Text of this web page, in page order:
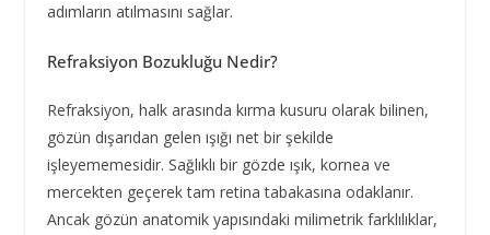
adımların atılmasını sağlar.
Refraksiyon Bozukluğu Nedir?
Refraksiyon, halk arasında kırma kusuru olarak bilinen,
gözün dışarıdan gelen ışığı net bir şekilde
işleyememesidir. Sağlıklı bir gözde ışık, kornea ve
mercekten geçerek tam retina tabakasına odaklanır.
Ancak gözün anatomik yapısındaki milimetrik farklılıklar,